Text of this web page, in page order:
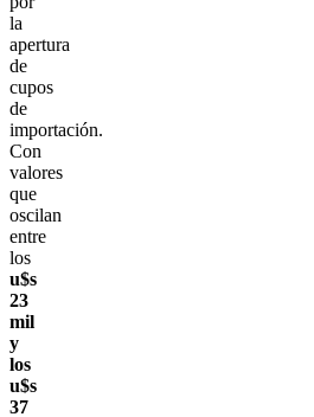
la
apertura
de
cupos
de
importación.
Con
valores
que
oscilan
entre
los
u$s
23
mil
y
los
u$s
37